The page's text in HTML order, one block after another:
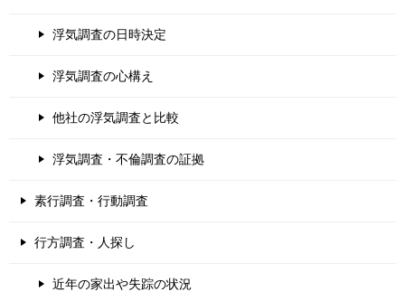
浮気調査の日時決定
浮気調査の心構え
他社の浮気調査と比較
浮気調査・不倫調査の証拠
素行調査・行動調査
行方調査・人探し
近年の家出や失踪の状況